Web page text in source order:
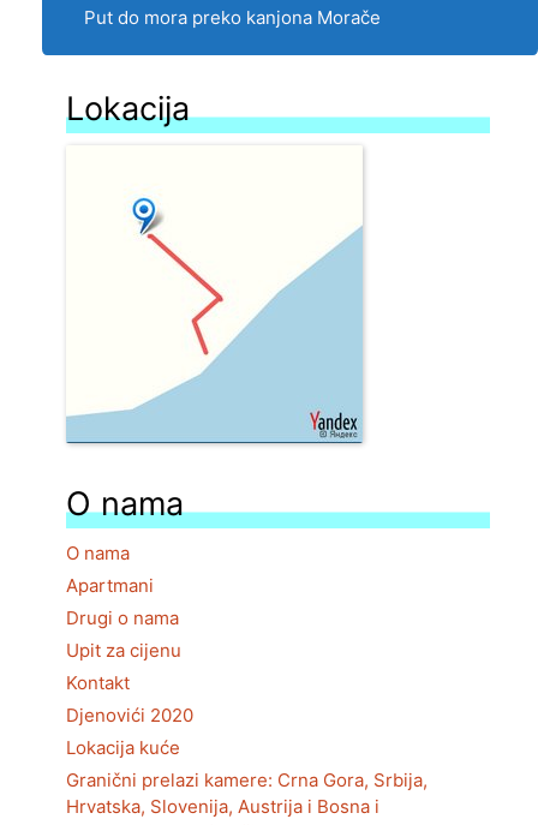
Put do mora preko kanjona Morače
Lokacija
O nama
O nama
Apartmani
Drugi o nama
Upit za cijenu
Kontakt
Djenovići 2020
Lokacija kuće
Granični prelazi kamere: Crna Gora, Srbija,
Hrvatska, Slovenija, Austrija i Bosna i